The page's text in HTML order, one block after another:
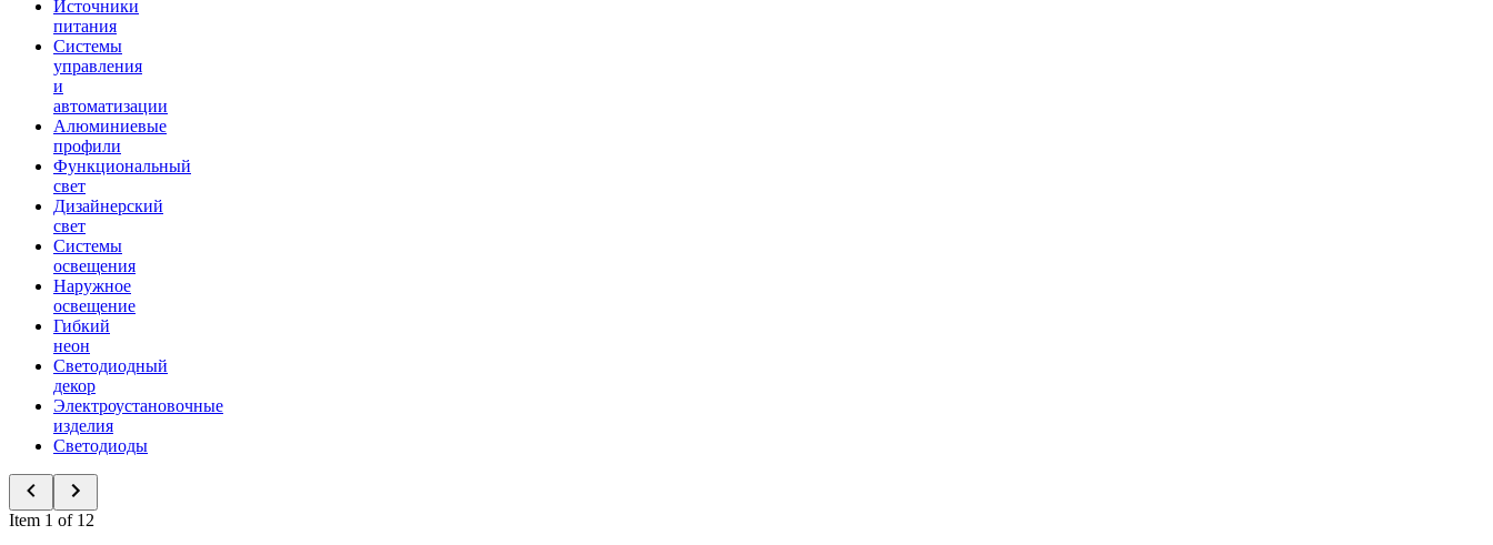
Источники
питания
Системы
управления
и
автоматизации
Алюминиевые
профили
Функциональный
свет
Дизайнерский
свет
Системы
освещения
Наружное
освещение
Гибкий
неон
Светодиодный
декор
Электроустановочные
изделия
Светодиоды
Item 1 of 12